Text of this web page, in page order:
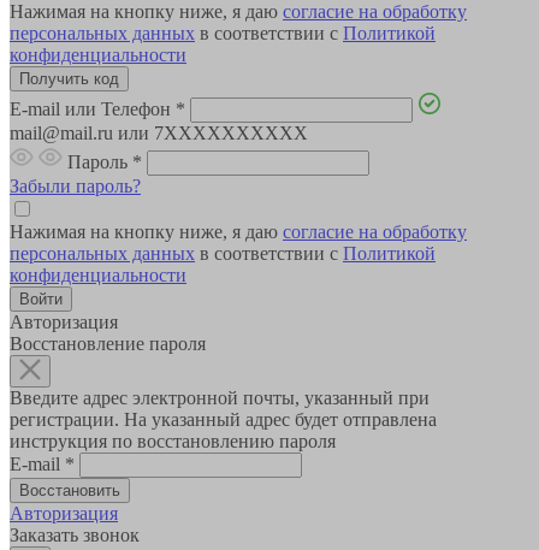
Нажимая на кнопку ниже, я даю согласие на обработку
персональных данных в соответствии с Политикой
конфиденциальности
E-mail или Телефон *
mail@mail.ru или 7XXXXXXXXXX
Пароль *
Забыли пароль?
Нажимая на кнопку ниже, я даю согласие на обработку
персональных данных в соответствии с Политикой
конфиденциальности
Авторизация
Восстановление пароля
Введите адрес электронной почты, указанный при
регистрации. На указанный адрес будет отправлена
инструкция по восстановлению пароля
E-mail *
Авторизация
Заказать звонок